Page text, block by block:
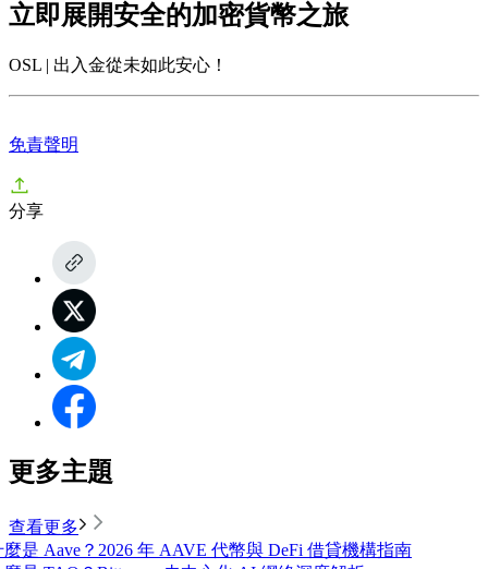
立即展開安全的加密貨幣之旅
OSL | 出入金從未如此安心！
免責聲明
分享
更多主題
查看更多
麼是 Aave？2026 年 AAVE 代幣與 DeFi 借貸機構指南